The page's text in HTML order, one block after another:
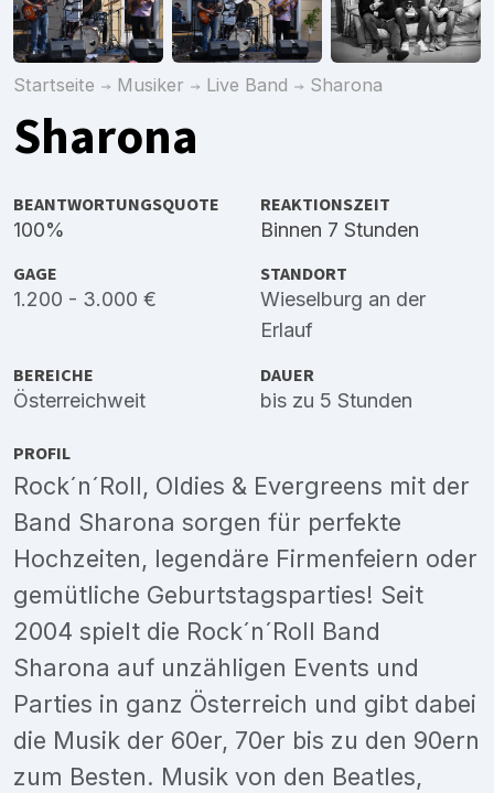
Startseite Musiker Live Band Sharona
Sharona
BEANTWORTUNGSQUOTE
100%
REAKTIONSZEIT
Binnen 7 Stunden
GAGE
1.200 - 3.000 €
STANDORT
Wieselburg an der
Erlauf
BEREICHE
Österreichweit
DAUER
bis zu 5 Stunden
PROFIL
Rock´n´Roll, Oldies & Evergreens mit der
Band Sharona sorgen für perfekte
Hochzeiten, legendäre Firmenfeiern oder
gemütliche Geburtstagsparties! Seit
2004 spielt die Rock´n´Roll Band
Sharona auf unzähligen Events und
Parties in ganz Österreich und gibt dabei
die Musik der 60er, 70er bis zu den 90ern
zum Besten. Musik von den Beatles,